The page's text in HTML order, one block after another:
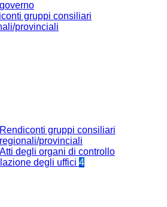
governo
gruppi consiliari
provinciali
Rendiconti gruppi consiliari
regionali/provinciali
Atti degli organi di controllo
degli uffici 4